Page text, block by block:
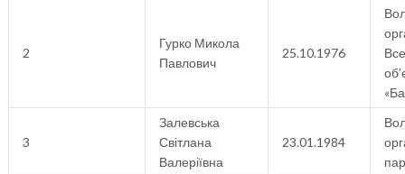
2
Гурко Микола
Павлович
25.10.1976
3
Залевська
Світлана
Валеріївна
23.01.1984